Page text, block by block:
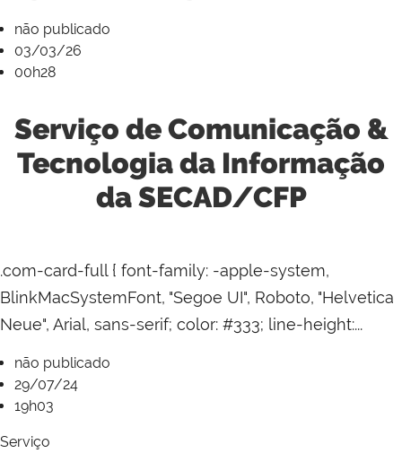
não publicado
03/03/26
00h28
Serviço de Comunicação &
Tecnologia da Informação
da SECAD/CFP
.com-card-full { font-family: -apple-system,
BlinkMacSystemFont, "Segoe UI", Roboto, "Helvetica
Neue", Arial, sans-serif; color: #333; line-height:...
não publicado
29/07/24
19h03
Serviço